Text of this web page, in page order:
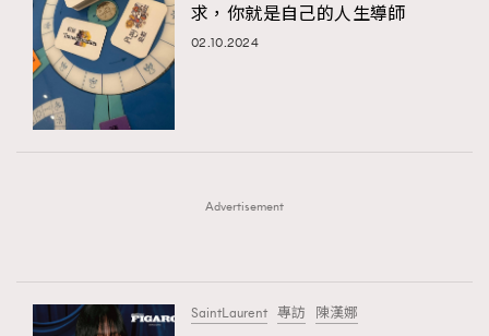
FigaroIssue 271
FigaroJewellery
FigaroMasterclass 20
FigaroStyle
FigaroTalk 48
FigaroWatch 83
求，你就是自己的人生導師
02.10.2024
Advertisement
SaintLaurent 專訪 陳漢娜